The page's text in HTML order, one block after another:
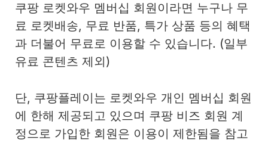
쿠팡 로켓와우 멤버십 회원이라면 누구나 무
료 로켓배송, 무료 반품, 특가 상품 등의 혜택
과 더불어 무료로 이용할 수 있습니다. (일부
유료 콘텐츠 제외)
단, 쿠팡플레이는 로켓와우 개인 멤버십 회원
에 한해 제공되고 있으며 쿠팡 비즈 회원 계
정으로 가입한 회원은 이용이 제한됨을 참고